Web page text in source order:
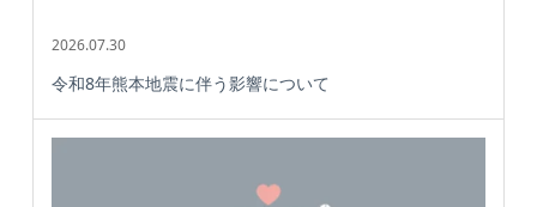
2026.07.30
令和8年熊本地震に伴う影響について